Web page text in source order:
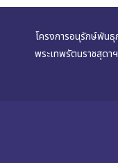
โครงการอนุรักษ์พันธุ
พระเทพรัตนราชสุดา